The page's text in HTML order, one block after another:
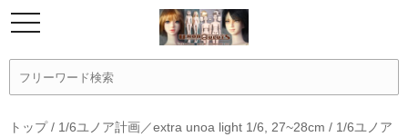
トップ/ 1/6ユノア計画／extra unoa light 1/6, 27~28cm / 1/6ユノア